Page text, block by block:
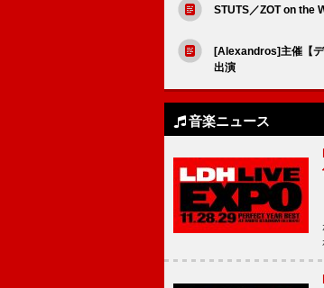
STUTS／ZOT on the
[Alexandros]主催【デ
出演
音楽ニュース